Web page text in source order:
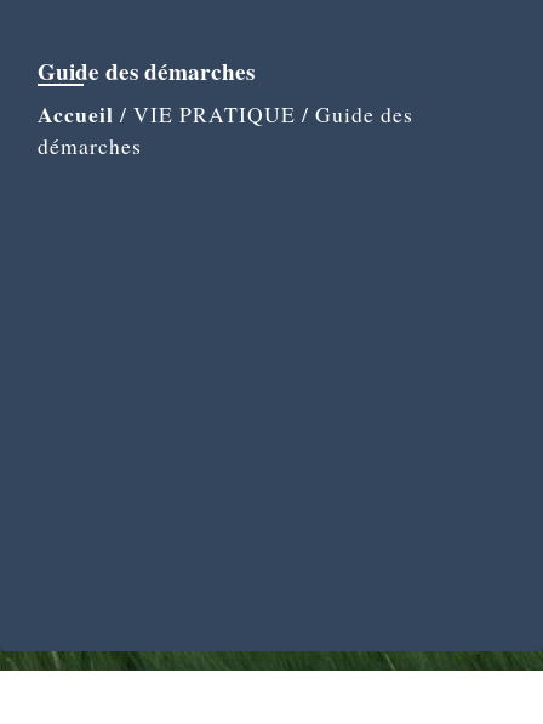
Guide des démarches
Accueil / VIE PRATIQUE / Guide des
démarches